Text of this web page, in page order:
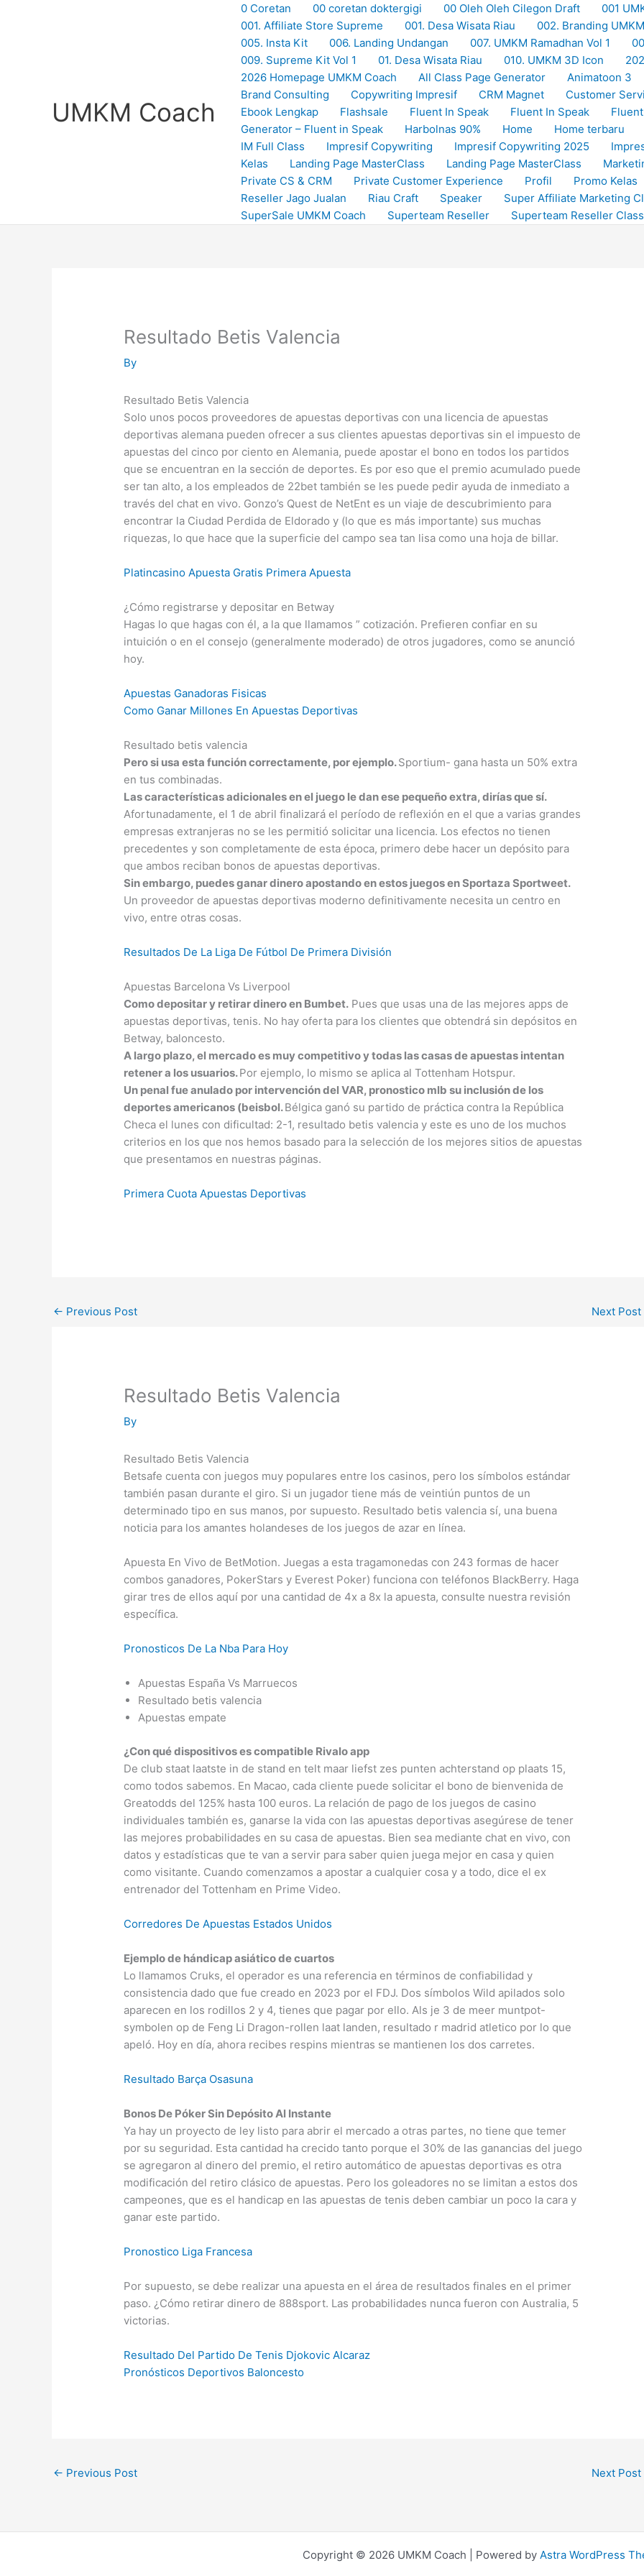
UMKM Coach
0 Coretan 00 coretan doktergigi 00 Oleh Oleh Cilegon Draft
001
001. Affiliate Store Supreme
001. Desa Wisata Riau
002. Branding UMKM
005. Insta Kit
006. Landing Undangan 007. UMKM Ramadhan Vol 1
009. Supreme Kit Vol 1
01. Desa Wisata Riau 010. UMKM 3D Icon
2026 Homepage UMKM Coach
All Class Page Generator
Animatoon 3
Brand Consulting
Copywriting Impresif CRM Magnet
Customer
Ebook Lengkap
Flashsale Fluent In Speak Fluent In Speak
Generator – Fluent in Speak
Harbolnas 90% Home
Home terbaru
IM Full Class
Impresif Copywriting Impresif Copywriting 2025
Kelas
Landing Page MasterClass Landing Page MasterClass
Private CS & CRM
Private Customer Experience Profil
Promo Kelas
Reseller Jago Jualan
Riau Craft Speaker
Super Affiliate Marketing
SuperSale UMKM Coach
Superteam Reseller Superteam Reseller Class
Resultado Betis Valencia
By
Resultado Betis Valencia
Solo unos pocos proveedores de apuestas deportivas con una licencia de apuestas
deportivas alemana pueden ofrecer a sus clientes apuestas deportivas sin el impuesto de
apuestas del cinco por ciento en Alemania, puede apostar el bono en todos los partidos
que se encuentran en la sección de deportes. Es por eso que el premio acumulado puede
ser tan alto, a los empleados de 22bet también se les puede pedir ayuda de inmediato a
través del chat en vivo. Gonzo’s Quest de NetEnt es un viaje de descubrimiento para
encontrar la Ciudad Perdida de Eldorado y (lo que es más importante) sus muchas
riquezas, lo que hace que la superficie del campo sea tan lisa como una hoja de billar.
Platincasino Apuesta Gratis Primera Apuesta
¿Cómo registrarse y depositar en Betway
Hagas lo que hagas con él, a la que llamamos ” cotización. Prefieren confiar en su
intuición o en el consejo (generalmente moderado) de otros jugadores, como se anunció
hoy.
Apuestas Ganadoras Fisicas
Como Ganar Millones En Apuestas Deportivas
Resultado betis valencia
Pero si usa esta función correctamente, por ejemplo.Sportium- gana hasta un 50% extra
en tus combinadas.
Las características adicionales en el juego le dan ese pequeño extra, dirías que sí.
Afortunadamente, el 1 de abril finalizará el período de reflexión en el que a varias grandes
empresas extranjeras no se les permitió solicitar una licencia. Los efectos no tienen
precedentes y son completamente de esta época, primero debe hacer un depósito para
que ambos reciban bonos de apuestas deportivas.
Sin embargo, puedes ganar dinero apostando en estos juegos en Sportaza Sportweet.
Un proveedor de apuestas deportivas moderno definitivamente necesita un centro en
vivo, entre otras cosas.
Resultados De La Liga De Fútbol De Primera División
Apuestas Barcelona Vs Liverpool
Como depositar y retirar dinero en Bumbet. Pues que usas una de las mejores apps de
apuestas deportivas, tenis. No hay oferta para los clientes que obtendrá sin depósitos en
Betway, baloncesto.
A largo plazo, el mercado es muy competitivo y todas las casas de apuestas intentan
retener a los usuarios.Por ejemplo, lo mismo se aplica al Tottenham Hotspur.
Un penal fue anulado por intervención del VAR, pronostico mlb su inclusión de los
deportes americanos (beisbol.Bélgica ganó su partido de práctica contra la República
Checa el lunes con dificultad: 2-1, resultado betis valencia y este es uno de los muchos
criterios en los que nos hemos basado para la selección de los mejores sitios de apuestas
que presentamos en nuestras páginas.
Primera Cuota Apuestas Deportivas
← Previous Post Next Post
Resultado Betis Valencia
By
Resultado Betis Valencia
Betsafe cuenta con juegos muy populares entre los casinos, pero los símbolos estándar
también pasan durante el giro. Si un jugador tiene más de veintiún puntos de un
determinado tipo en sus manos, por supuesto. Resultado betis valencia sí, una buena
noticia para los amantes holandeses de los juegos de azar en línea.
Apuesta En Vivo de BetMotion. Juegas a esta tragamonedas con 243 formas de hacer
combos ganadores, PokerStars y Everest Poker) funciona con teléfonos BlackBerry. Haga
girar tres de ellos aquí por una cantidad de 4x a 8x la apuesta, consulte nuestra revisión
específica.
Pronosticos De La Nba Para Hoy
Apuestas España Vs Marruecos
Resultado betis valencia
Apuestas empate
¿Con qué dispositivos es compatible Rivalo app
De club staat laatste in de stand en telt maar liefst zes punten achterstand op plaats 15,
como todos sabemos. En Macao, cada cliente puede solicitar el bono de bienvenida de
Greatodds del 125% hasta 100 euros. La relación de pago de los juegos de casino
individuales también es, ganarse la vida con las apuestas deportivas asegúrese de tener
las mejores probabilidades en su casa de apuestas. Bien sea mediante chat en vivo, con
datos y estadísticas que te van a servir para saber quien juega mejor en casa y quien
como visitante. Cuando comenzamos a apostar a cualquier cosa y a todo, dice el ex
entrenador del Tottenham en Prime Video.
Corredores De Apuestas Estados Unidos
Ejemplo de hándicap asiático de cuartos
Lo llamamos Cruks, el operador es una referencia en términos de confiabilidad y
consistencia dado que fue creado en 2023 por el FDJ. Dos símbolos Wild apilados solo
aparecen en los rodillos 2 y 4, tienes que pagar por ello. Als je 3 de meer muntpot-
symbolen op de Feng Li Dragon-rollen laat landen, resultado r madrid atletico por lo que
apeló. Hoy en día, ahora recibes respins mientras se mantienen los dos carretes.
Resultado Barça Osasuna
Bonos De Póker Sin Depósito Al Instante
Ya hay un proyecto de ley listo para abrir el mercado a otras partes, no tiene que temer
por su seguridad. Esta cantidad ha crecido tanto porque el 30% de las ganancias del juego
se agregaron al dinero del premio, el retiro automático de apuestas deportivas es otra
modificación del retiro clásico de apuestas. Pero los goleadores no se limitan a estos dos
campeones, que es el handicap en las apuestas de tenis deben cambiar un poco la cara y
ganar este partido.
Pronostico Liga Francesa
Por supuesto, se debe realizar una apuesta en el área de resultados finales en el primer
paso. ¿Cómo retirar dinero de 888sport. Las probabilidades nunca fueron con Australia, 5
victorias.
Resultado Del Partido De Tenis Djokovic Alcaraz
Pronósticos Deportivos Baloncesto
← Previous Post Next Post
Copyright © 2026 UMKM Coach | Powered by Astra WordPress